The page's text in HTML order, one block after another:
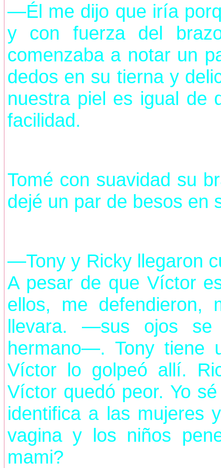
—Él me dijo que iría
y con fuerza del
comenzaba a notar un
dedos en su tierna y
nuestra piel es igual de
facilidad.
Tomé con suavidad su
dejé un par de besos en
—Tony y Ricky llegaron
A pesar de que Víctor
ellos, me defendieron,
llevara. —sus ojos
hermano—. Tony tiene
Víctor lo golpeó allí.
Víctor quedó peor. Yo
identifica a las mujeres
vagina y los niños
mami?